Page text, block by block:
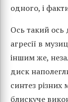
одного, і
Ось такий ось
агресії в
іншим же,
диск
синтез різних
блискуче